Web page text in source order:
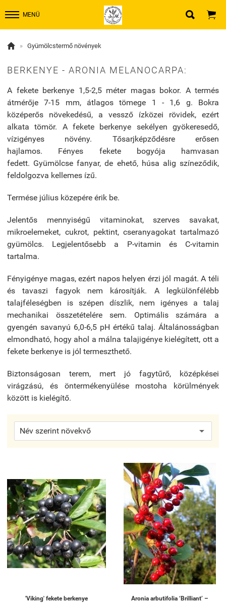
MENÜ  
 » Gyümölcstermő növények
BERKENYE - ARONIA MELANOCARPA:
A fekete berkenye 1,5-2,5 méter magas bokor. A termés
átmérője 7-15 mm, átlagos tömege 1 - 1,6 g. Bokra
középerős növekedésű, a vessző ízközei rövidek, ezért
alkata tömör. A fekete berkenye sekélyen gyökeresedő,
vízigényes növény. Tősarjképződésre erősen
hajlamos. Fényes fekete bogyója hamvasan
fedett. Gyümölcse fanyar, de ehető, húsa alig színeződik,
feldolgozva kellemes ízű.
Termése július közepére érik be.
Jelentős mennyiségű vitaminokat, szerves savakat,
mikroelemeket, cukrot, pektint, cseranyagokat tartalmazó
gyümölcs. Legjelentősebb a P-vitamin és C-vitamin
tartalma.
Fényigénye magas, ezért napos helyen érzi jól magát. A téli
és tavaszi fagyok nem károsítják. A legkülönfélébb
talajféleségben is szépen díszlik, nem igényes a talaj
mechanikai összetételére sem. Optimális számára a
gyengén savanyú 6,0-6,5 pH értékű talaj. Általánosságban
elmondható, hogy ahol a málna talajigénye kielégített, ott a
fekete berkenye is jól termeszthető.
Biztonságosan terem, mert jó fagytűrő, középkései
virágzású, és öntermékenyülése mostoha körülmények
között is kielégítő.
'Viking' fekete berkenye
Aronia arbutifolia ‘Brilliant’ –